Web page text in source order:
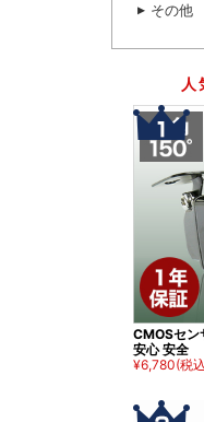
その他
人
CMOSセン
安心 安全
¥6,780(税